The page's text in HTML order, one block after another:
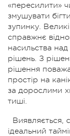
«пересилити»
змушувати
зупинку.
справжнє
насильства
рішень. З
рішення
простір на
за дорослими
тиші.
Виявляється,
ідеальний